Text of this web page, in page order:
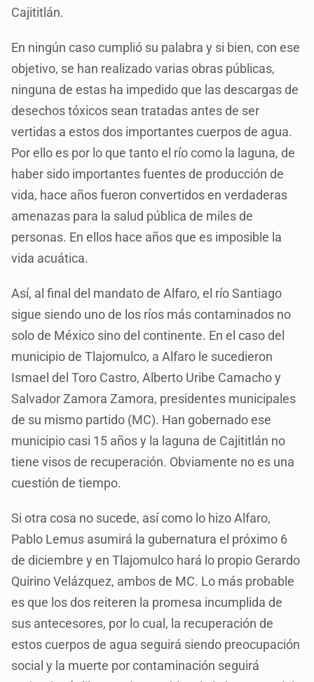
Cajititlán.
En ningún caso cumplió su palabra y si bien, con ese
objetivo, se han realizado varias obras públicas,
ninguna de estas ha impedido que las descargas de
desechos tóxicos sean tratadas antes de ser
vertidas a estos dos importantes cuerpos de agua.
Por ello es por lo que tanto el río como la laguna, de
haber sido importantes fuentes de producción de
vida, hace años fueron convertidos en verdaderas
amenazas para la salud pública de miles de
personas. En ellos hace años que es imposible la
vida acuática.
Así, al final del mandato de Alfaro, el río Santiago
sigue siendo uno de los ríos más contaminados no
solo de México sino del continente. En el caso del
municipio de Tlajomulco, a Alfaro le sucedieron
Ismael del Toro Castro, Alberto Uribe Camacho y
Salvador Zamora Zamora, presidentes municipales
de su mismo partido (MC). Han gobernado ese
municipio casi 15 años y la laguna de Cajititlán no
tiene visos de recuperación. Obviamente no es una
cuestión de tiempo.
Si otra cosa no sucede, así como lo hizo Alfaro,
Pablo Lemus asumirá la gubernatura el próximo 6
de diciembre y en Tlajomulco hará lo propio Gerardo
Quirino Velázquez, ambos de MC. Lo más probable
es que los dos reiteren la promesa incumplida de
sus antecesores, por lo cual, la recuperación de
estos cuerpos de agua seguirá siendo preocupación
social y la muerte por contaminación seguirá